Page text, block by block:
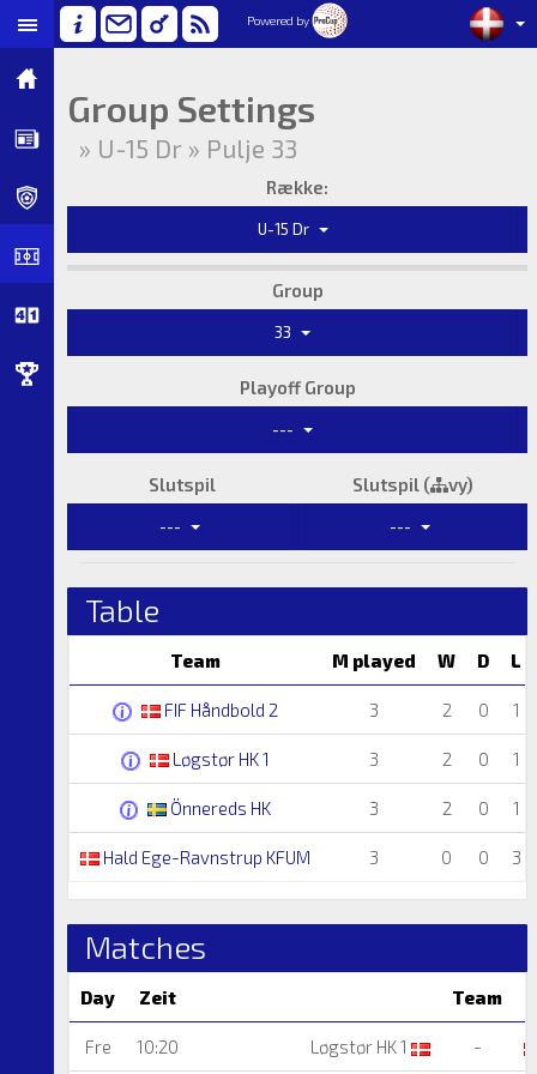
Powered by
Group Settings
» U-15 Dr » Pulje 33
Række:
U-15 Dr
Group
33
Playoff Group
---
Slutspil Slutspil ( vy)
--- ---
Table
Team M played W D L
FIF Håndbold 2 3 2 0 1
Løgstør HK 1 3 2 0 1
Önnereds HK 3 2 0 1
Hald Ege-Ravnstrup KFUM 3 0 0 3
Matches
Day Zeit Team
Fre 10:20 Løgstør HK 1 -